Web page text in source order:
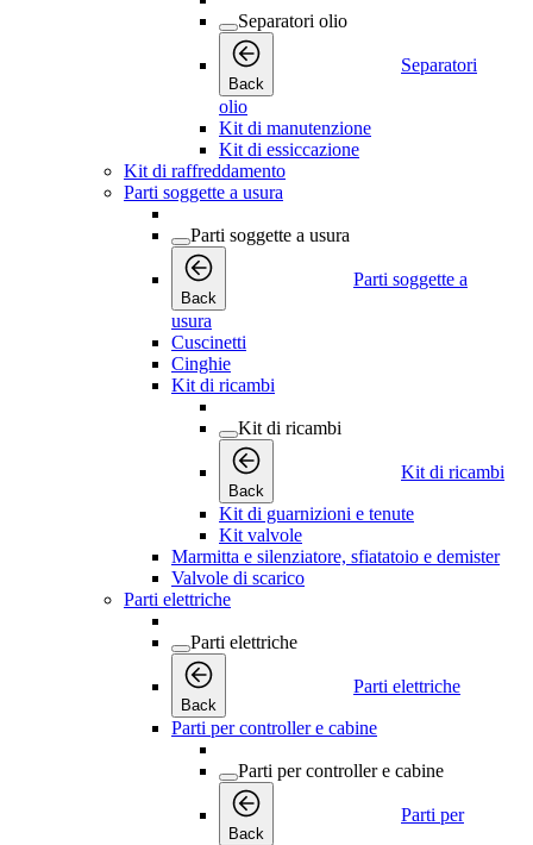
Separatori olio
Back
Separatori
olio
Kit di manutenzione
Kit di essiccazione
Kit di raffreddamento
Parti soggette a usura
Parti soggette a usura
Back
Parti soggette a
usura
Cuscinetti
Cinghie
Kit di ricambi
Kit di ricambi
Back
Kit di ricambi
Kit di guarnizioni e tenute
Kit valvole
Marmitta e silenziatore, sfiatatoio e demister
Valvole di scarico
Parti elettriche
Parti elettriche
Back
Parti elettriche
Parti per controller e cabine
Parti per controller e cabine
Back
Parti per